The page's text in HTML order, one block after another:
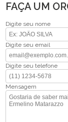
FAÇA UM
Digite seu nome
Digite seu email
Digite seu telefone
Mensagem